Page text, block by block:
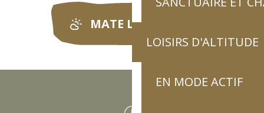
LOISIRS D'ALTITUDE
EN MODE ACTIF
MATE LA MÉTÉO